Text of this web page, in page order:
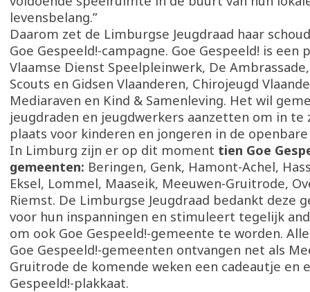
levensbelang.”
Daarom zet de Limburgse Jeugdraad haar
Goe Gespeeld!-campagne. Goe Gespeeld! is een
Vlaamse Dienst Speelpleinwerk, De Ambrassade,
Scouts en Gidsen Vlaanderen, Chirojeugd
Mediaraven en Kind & Samenleving. Het wil
jeugdraden en jeugdwerkers aanzetten om in te
plaats voor kinderen en jongeren in de
In Limburg zijn er op dit moment tien Goe
gemeenten: Beringen, Genk, Hamont-Achel,
Eksel, Lommel, Maaseik, Meeuwen-Gruitrode,
Riemst. De Limburgse Jeugdraad bedankt deze
voor hun inspanningen en stimuleert tegelijk
om ook Goe Gespeeld!-gemeente te worden.
Goe Gespeeld!-gemeenten ontvangen net als
Gruitrode de komende weken een cadeautje en
Gespeeld!-plakkaat.